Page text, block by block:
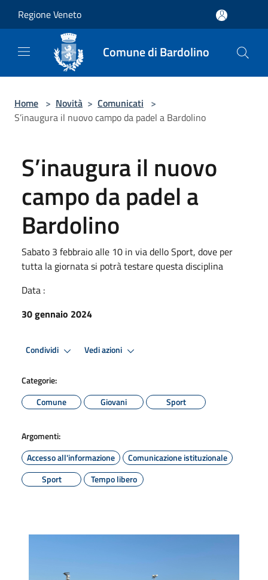
Regione Veneto
Comune di Bardolino
Home > Novità > Comunicati >
S’inaugura il nuovo campo da padel a Bardolino
S’inaugura il nuovo
campo da padel a
Bardolino
Sabato 3 febbraio alle 10 in via dello Sport, dove per
tutta la giornata si potrà testare questa disciplina
Data :
30 gennaio 2024
Condividi Vedi azioni
Categorie:
Comune
Giovani Sport
Argomenti:
Accesso all'informazione
Comunicazione istituzionale
Sport
Tempo libero